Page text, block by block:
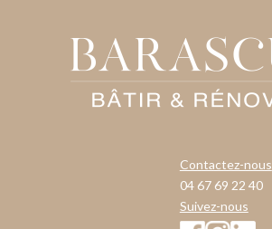
Contactez-nous
04 67 69 22 40
Suivez-nous